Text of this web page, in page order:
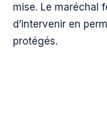
mise. Le maréchal
d’intervenir en
protégés.